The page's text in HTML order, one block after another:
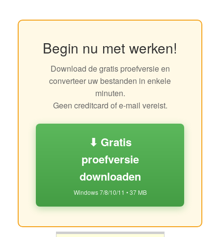
Begin nu met werken!
Download de gratis proefversie en
converteer uw bestanden in enkele
minuten.
Geen creditcard of e-mail vereist.
⬇ Gratis
proefversie
downloaden
Windows 7/8/10/11 • 37 MB